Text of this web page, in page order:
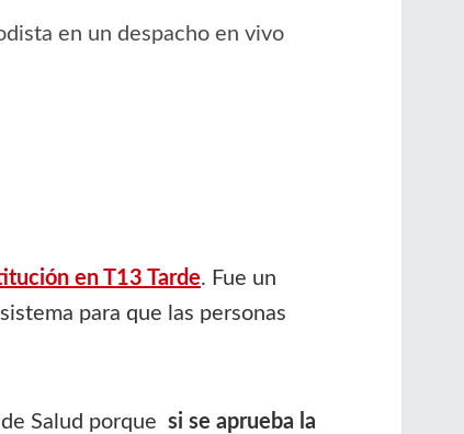
en un despacho en vivo
en T13 Tarde. Fue un
para que las personas
Salud porque si se aprueba la